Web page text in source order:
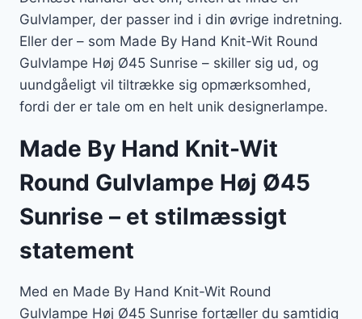
Gulvlamper, der passer ind i din øvrige indretning.
Eller der – som Made By Hand Knit-Wit Round
Gulvlampe Høj Ø45 Sunrise – skiller sig ud, og
uundgåeligt vil tiltrække sig opmærksomhed,
fordi der er tale om en helt unik designerlampe.
Made By Hand Knit-Wit
Round Gulvlampe Høj Ø45
Sunrise – et stilmæssigt
statement
Med en Made By Hand Knit-Wit Round
Gulvlampe Høj Ø45 Sunrise fortæller du samtidig